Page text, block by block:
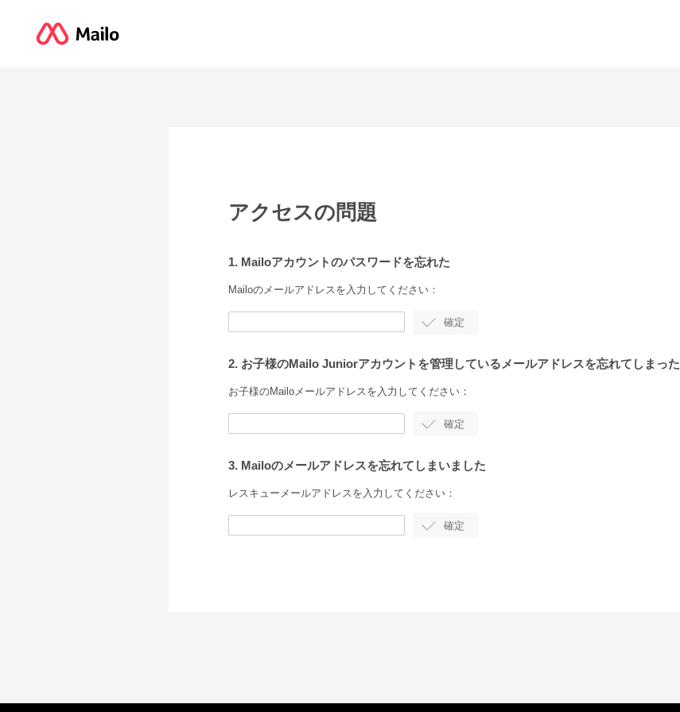
アクセスの問題
1. Mailoアカウントのパスワードを忘れた
Mailoのメールアドレスを入力してください：
2. お子様のMailo Juniorアカウントを管理しているメールアドレスを忘れてしまった
お子様のMailoメールアドレスを入力してください：
3. Mailoのメールアドレスを忘れてしまいました
レスキューメールアドレスを入力してください：